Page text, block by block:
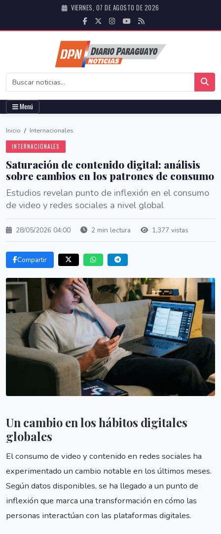
VIERNES, 07 DE AGOSTO DE 2026
Menú
Inicio / Internacionales
INTERNACIONALES
Saturación de contenido digital: análisis
sobre cambios en los patrones de consumo
Estudios revelan punto de inflexión en el consumo
de video y redes sociales a nivel global
28/05/2026 04:00 2 min lectura 1,377 vistas
Compartir
Un cambio en los hábitos digitales
globales
El consumo de video y contenido en redes sociales ha
experimentado un cambio notable en los últimos meses.
Según datos disponibles, se ha llegado a un punto de
inflexión que marca una transformación en cómo las
personas interactúan con las plataformas digitales.